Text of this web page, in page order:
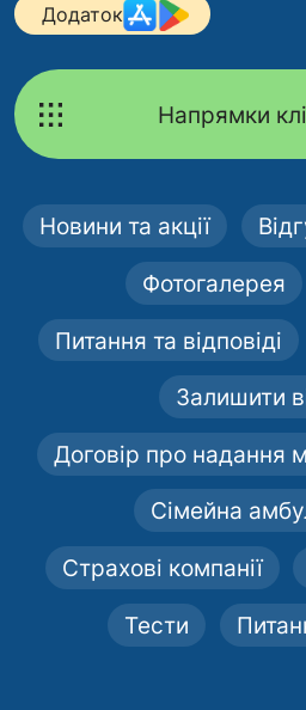
Додаток
Напрямки
Новини та акції
Фотогалерея
Питання та відповіді
Залишити
Договір про надання
Сімейна
Страхові компанії
Тести